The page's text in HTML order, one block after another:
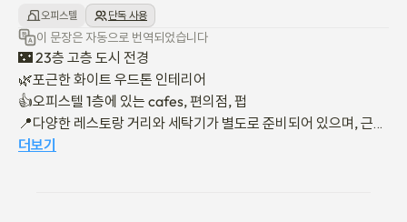
오피스텔 단독 사용
이 문장은 자동으로 번역되었습니다
🌃 23층 고층 도시 전경
🌿포근한 화이트 우드톤 인테리어
👍오피스텔 1층에 있는 cafes, 편의점, 펍
📍다양한 레스토랑 거리와 세탁기가 별도로 준비되어 있으며, 근처
에 코인 세탁실이 있어 대용량 세탁이 가능합니다
더보기